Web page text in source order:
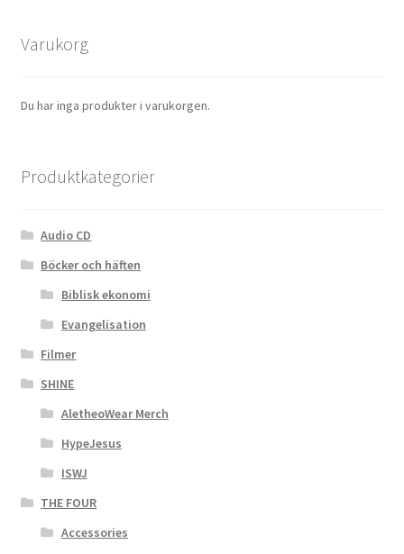
THE FOUR
Varukorg
Du har inga produkter i varukorgen.
Produktkategorier
Audio CD
Böcker och häften
Biblisk ekonomi
Evangelisation
Filmer
SHINE
AletheoWear Merch
HypeJesus
ISWJ
THE FOUR
Accessories